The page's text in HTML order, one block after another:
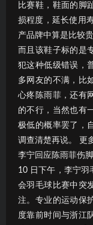
比赛鞋，鞋面的脚
损程度，延长使用
产品牌中算是比较贵
而且该鞋子标的是
犯这种低级错误，
多网友的不满，比
心疼陈雨菲，还有
的不行，当然也有
极低的概率罢了，
调查清楚再说。 更
李宁回应陈雨菲伤
10 日下午，李宁羽
会羽毛球比赛中突
注。专业的运动保
度靠前时间与浙江